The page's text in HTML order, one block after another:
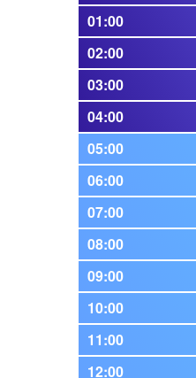
01:00
02:00
03:00
04:00
05:00
06:00
07:00
08:00
09:00
10:00
11:00
12:00